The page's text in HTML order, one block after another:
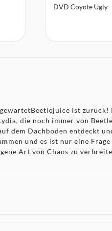
DVD Coyote Ugly
ist
die noch immer von
dem Dachboden entdeckt
und es ist nur eine
Art von Chaos zu